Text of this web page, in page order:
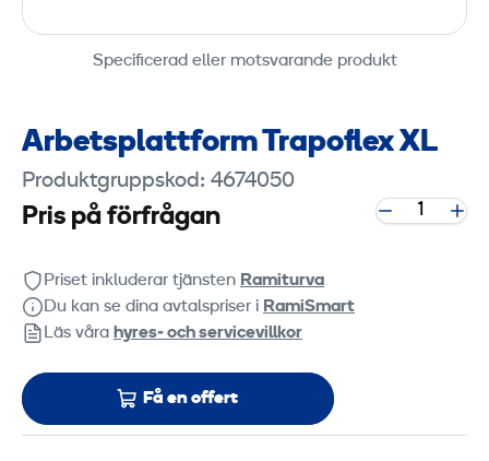
Specificerad eller motsvarande produkt
Arbetsplattform Trapoflex XL
Produktgruppskod: 4674050
Pris på förfrågan
Priset inkluderar tjänsten Ramiturva
Du kan se dina avtalspriser i RamiSmart
Läs våra hyres‑ och servicevillkor
Få en offert